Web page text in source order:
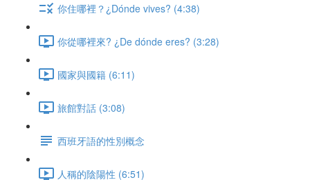
你住哪裡？¿Dónde vives? (4:38)
你從哪裡來? ¿De dónde eres? (3:28)
國家與國籍 (6:11)
旅館對話 (3:08)
西班牙語的性別概念
人稱的陰陽性 (6:51)